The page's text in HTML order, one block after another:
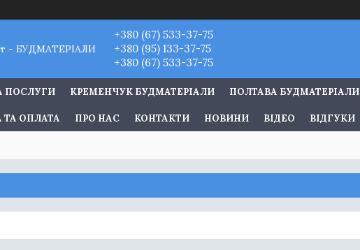
- БУДМАТЕРІАЛИ
+380 (67) 533-37-75
+380 (95) 133-37-75
+380 (67) 533-37-75
ПОСЛУГИ КРЕМЕНЧУК БУДМАТЕРІАЛИ ПОЛТАВА БУДМАТЕРІАЛИ
ТА ОПЛАТА ПРО НАС КОНТАКТИ НОВИНИ ВІДЕО ВІДГУКИ